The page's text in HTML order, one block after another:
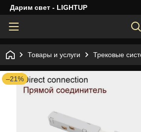
Дарим свет - LIGHTUP
Товары и услуги Трековые
–21%